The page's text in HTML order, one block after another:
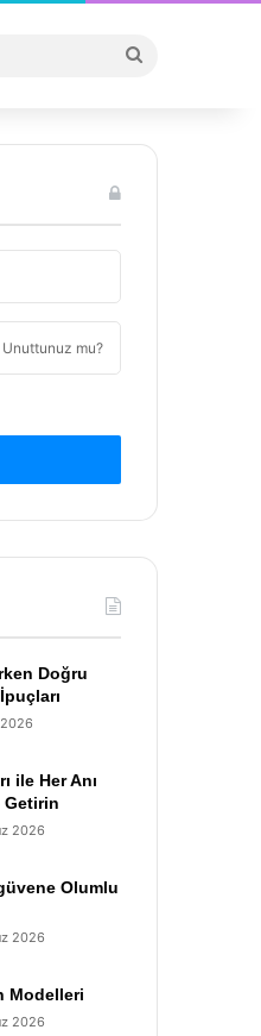
...
Unuttunuz mu?
Doğru
ile Her Anı
Getirin
2026
Olumlu
2026
Modelleri
2026